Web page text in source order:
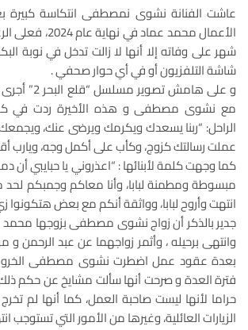
عاشت الفنانة نشوى نمصطفى انتكاسة كبيرة
الأعمال محمد عماد
شهر على وفاته إلا أنها لا زالت تدخل في نوبة
شاشة التلفزيون أو في أي حوار صحفي .
و على هامش
مع نشوى مصطفى و هذه الأخيرة ردت في
الراحل: “ربنا يسعدك ويكرمك ويرضى عنك، ويجمعك
عملت رسالتك كزوج، وكأب على أكمل وجه، ويارب
كما وجهت كلمة لأبنائها : “اعذروني يا حبايبي أن
مبسوطة ومطمنة لبابا، وأنا معاكم وجمبكم لحد
انتهت وأروح لبابا، وواثقة أنكم مع بعض هتكونوا
وانتهى برحيله ، وأثمر زواجهما عن عبد الرحمن و
بعدة عقود عمل اضطرت نشوى مصطفى الخروج
فترة العدة و صرحت أنها سألت مشايخ عن حكم
حراما لأنها ليست صاحبة العمل، كما أنها لم
الزيارات العائلية، وغيرها من الأمور التي تستوجب